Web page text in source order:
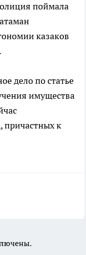
поймала
казаков
дело по статье
имущества
причастных к